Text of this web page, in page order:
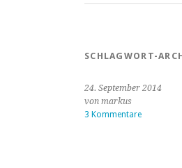
SCHLAGWORT-
24. September 2014
von markus
3 Kommentare